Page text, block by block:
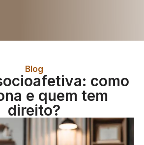
Blog
como
e quem tem
direito?